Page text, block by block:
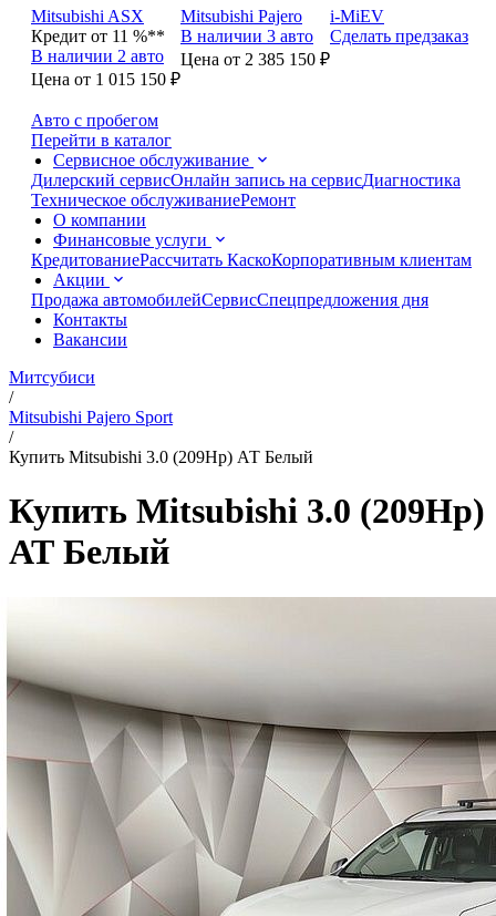
Mitsubishi ASX
Кредит от 11 %**
В наличии 2 авто
Цена от 1 015 150 ₽
Mitsubishi Pajero
В наличии 3 авто
Цена от 2 385 150 ₽
i-MiEV
Сделать предзаказ
Авто с пробегом
Перейти в каталог
Сервисное обслуживание
Дилерский сервисОнлайн запись на сервисДиагностика
Техническое обслуживаниеРемонт
О компании
Финансовые услуги
КредитованиеРассчитать КаскоКорпоративным клиентам
Акции
Продажа автомобилейСервисСпецпредложения дня
Контакты
Вакансии
Митсубиси
/
Mitsubishi Pajero Sport
/
Купить Mitsubishi 3.0 (209Нр) АТ Белый
Купить Mitsubishi 3.0 (209Нр)
АТ Белый